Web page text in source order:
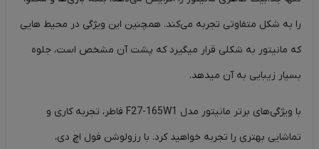
را به شکل متفاوتی تجربه می‌کند. همچنین این ویژگی در محیط هایی
که مانیتور به شکلی قرار میگیرد که پشت آن مشخص است، جلوه
بسیار زیبایی به آن میدهد.
با ویژگی‌های برتر مانیتور مدل F27-165W1 فاطر، تجربه کاری و
تماشایی بهتری را تجربه خواهید کرد. با رزولوشن فول اچ دی،